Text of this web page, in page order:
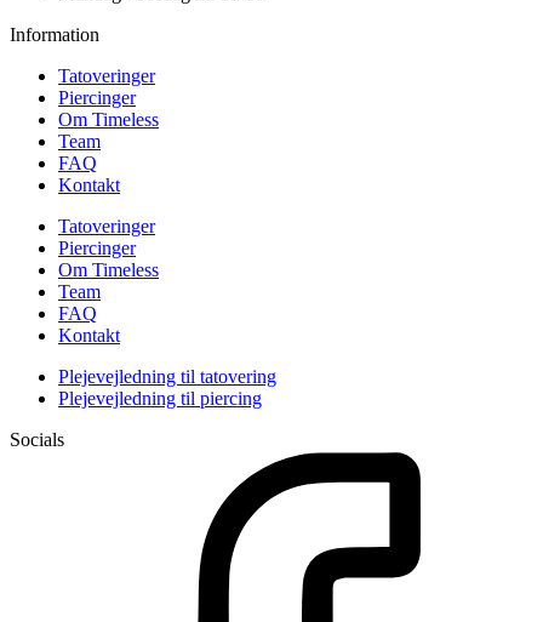
Information
Tatoveringer
Piercinger
Om Timeless
Team
FAQ
Kontakt
Tatoveringer
Piercinger
Om Timeless
Team
FAQ
Kontakt
Plejevejledning til tatovering
Plejevejledning til piercing
Socials